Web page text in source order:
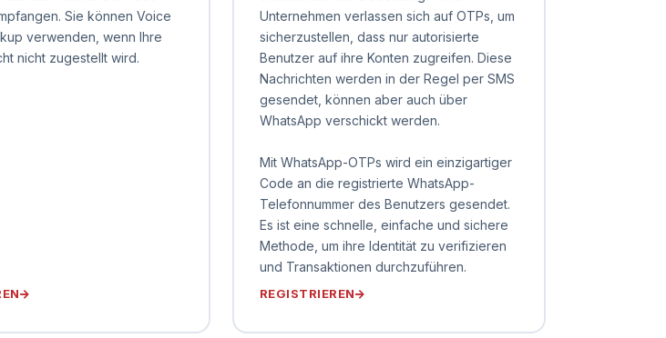
Sie können Voice
verwenden, wenn Ihre
nicht zugestellt wird.
Unternehmen verlassen sich auf OTPs, um
sicherzustellen, dass nur autorisierte
Benutzer auf ihre Konten zugreifen. Diese
Nachrichten werden in der Regel per SMS
gesendet, können aber auch über
WhatsApp verschickt werden.
Mit WhatsApp-OTPs wird ein einzigartiger
Code an die registrierte WhatsApp-
Telefonnummer des Benutzers gesendet.
Es ist eine schnelle, einfache und sichere
Methode, um ihre Identität zu verifizieren
und Transaktionen durchzuführen.
REGISTRIEREN